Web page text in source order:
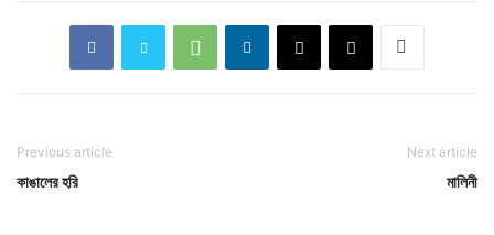
Previous article
কাঙালের হরি
Next article
মালিনী